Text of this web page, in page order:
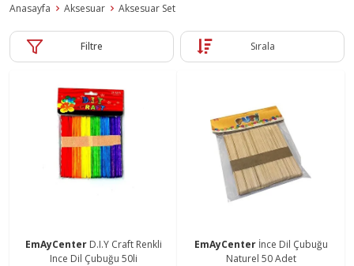
Anasayfa Aksesuar Aksesuar Set
Filtre Sırala
EmAyCenter D.I.Y Craft Renkli
Ince Dil Çubuğu 50li
EmAyCenter İnce Dil Çubuğu
Naturel 50 Adet